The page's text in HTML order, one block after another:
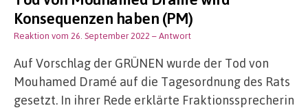
Konsequenzen haben (PM)
Reaktion vom 26. September 2022 – Antwort
Auf Vorschlag der GRÜNEN wurde der Tod von
Mouhamed Dramé auf die Tagesordnung des Rats
gesetzt. In ihrer Rede erklärte Fraktionssprecherin